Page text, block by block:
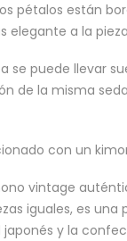
pétalos están
elegante a la
se puede llevar
de la misma
con un
vintage
iguales, es una
y la